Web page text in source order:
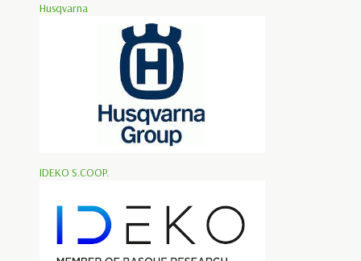
Husqvarna
IDEKO S.COOP.